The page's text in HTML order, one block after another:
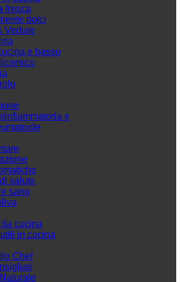
fresca
dolci
Vedure
e basso
e
salute
sano
cucina
in cucina
Chef